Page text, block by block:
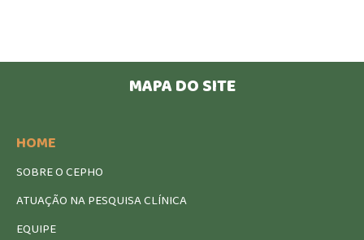
MAPA DO SITE
HOME
SOBRE O CEPHO
ATUAÇÃO NA PESQUISA CLÍNICA
EQUIPE